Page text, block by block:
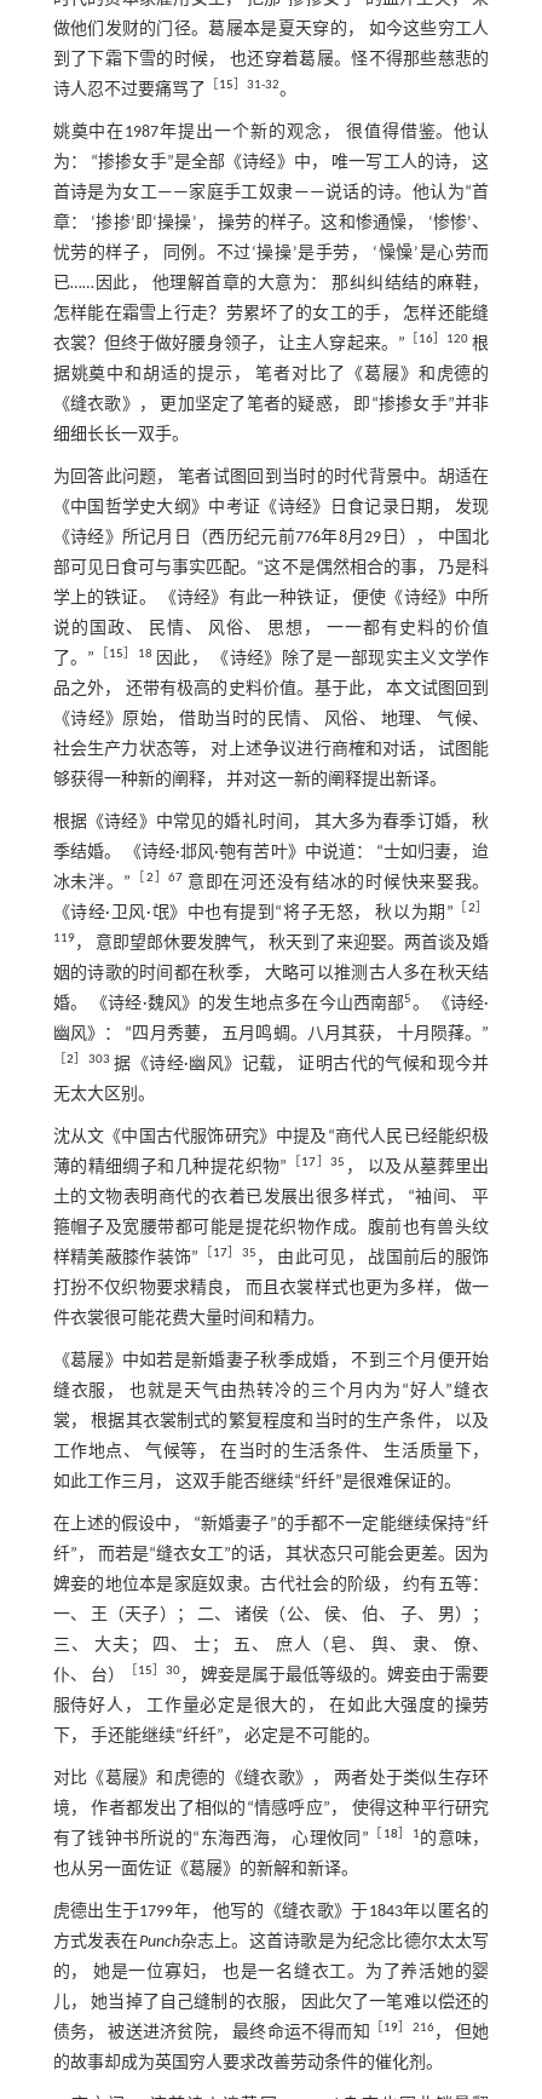
做他们发财的门径。葛屦本是夏天穿的， 如今这些穷工人
到了下霜下雪的时候， 也还穿着葛屦。怪不得那些慈悲的
诗人忍不过要痛骂了
15 ］31-32。
姚奠中在1987年提出一个新的观念， 很值得借鉴。他认
为： “掺掺女手”是全部《诗经》中， 唯一写工人的诗， 这
首诗是为女工——家庭手工奴隶——说话的诗。他认为“首
章： ‘掺掺’即‘操操’， 操劳的样子。这和惨通懆， ‘惨惨’、
忧劳的样子， 同例。不过‘操操’是手劳， ‘懆懆’是心劳而
已……因此， 他理解首章的大意为： 那纠纠结结的麻鞋，
怎样能在霜雪上行走？劳累坏了的女工的手， 怎样还能缝
衣裳？但终于做好腰身领子， 让主人穿起来。”
16 ］120 根
据姚奠中和胡适的提示， 笔者对比了《葛屦》和虎德的
《缝衣歌》， 更加坚定了笔者的疑惑， 即“掺掺女手”并非
细细长长一双手。
为回答此问题， 笔者试图回到当时的时代背景中。胡适在
《中国哲学史大纲》中考证《诗经》日食记录日期， 发现
《诗经》所记月日（西历纪元前776年8月29日）， 中国北
部可见日食可与事实匹配。“这不是偶然相合的事， 乃是科
学上的铁证。 《诗经》有此一种铁证， 便使《诗经》中所
说的国政、 民情、 风俗、 思想， 一一都有史料的价值
了。”
15 ］18
因此， 《诗经》除了是一部现实主义文学作
品之外， 还带有极高的史料价值。基于此， 本文试图回到
《诗经》原始， 借助当时的民情、 风俗、 地理、 气候、
社会生产力状态等， 对上述争议进行商榷和对话， 试图能
够获得一种新的阐释， 并对这一新的阐释提出新译。
根据《诗经》中常见的婚礼时间， 其大多为春季订婚， 秋
季结婚。 《诗经·邶风·匏有苦叶》中说道： “士如归妻， 迨
冰未泮。”
2 ］67 意即在河还没有结冰的时候快来娶我。
《诗经·卫风·氓》中也有提到“将子无怒， 秋以为期”
2
119 ， 意即望郎休要发脾气， 秋天到了来迎娶。两首谈及婚
姻的诗歌的时间都在秋季， 大略可以推测古人多在秋天结
婚。 《诗经·魏风》的发生地点多在今山西南部5。 《诗经·
幽风》： “四月秀葽， 五月鸣蜩。八月其获， 十月陨萚。”
［2 ］303 据《诗经·幽风》记载， 证明古代的气候和现今并
无太大区别。
沈从文《中国古代服饰研究》中提及“商代人民已经能织极
薄的精细绸子和几种提花织物”
17 ］35 ， 以及从墓葬里出
土的文物表明商代的衣着已发展出很多样式， “袖间、 平
箍帽子及宽腰带都可能是提花织物作成。腹前也有兽头纹
样精美蔽膝作装饰”
17］35 ， 由此可见， 战国前后的服饰
打扮不仅织物要求精良， 而且衣裳样式也更为多样， 做一
件衣裳很可能花费大量时间和精力。
《葛屦》中如若是新婚妻子秋季成婚， 不到三个月便开始
缝衣服， 也就是天气由热转冷的三个月内为“好人”缝衣
裳， 根据其衣裳制式的繁复程度和当时的生产条件， 以及
工作地点、 气候等， 在当时的生活条件、 生活质量下，
如此工作三月， 这双手能否继续“纤纤”是很难保证的。
在上述的假设中， “新婚妻子”的手都不一定能继续保持“纤
纤”， 而若是“缝衣女工”的话， 其状态只可能会更差。因为
婢妾的地位本是家庭奴隶。古代社会的阶级， 约有五等：
一、 王（天子）； 二、 诸侯（公、 侯、 伯、 子、 男）；
三、 大夫； 四、 士； 五、 庶人（皂、 舆、 隶、 僚、
仆、 台）
15 ］30， 婢妾是属于最低等级的。婢妾由于需要
服侍好人， 工作量必定是很大的， 在如此大强度的操劳
下， 手还能继续“纤纤”， 必定是不可能的。
对比《葛屦》和虎德的《缝衣歌》， 两者处于类似生存环
境， 作者都发出了相似的“情感呼应”， 使得这种平行研究
有了钱钟书所说的“东海西海， 心理攸同”
18 ］1 的意味，
也从另一面佐证《葛屦》的新解和新译。
虎德出生于1799年， 他写的《缝衣歌》于1843年以匿名的
方式发表在Punch杂志上。这首诗歌是为纪念比德尔太太写
的， 她是一位寡妇， 也是一名缝衣工。为了养活她的婴
儿， 她当掉了自己缝制的衣服， 因此欠了一笔难以偿还的
债务， 被送进济贫院， 最终命运不得而知
19 ］216， 但她
的故事却成为英国穷人要求改善劳动条件的催化剂。